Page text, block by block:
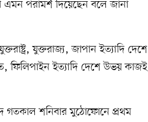
এমন পরামর্শ দিয়েছেন বলে জানা
যুক্তরাজ্য, জাপান ইত্যাদি দেশে
ফিলিপাইন ইত্যাদি দেশে উভয় কাজই
গতকাল শনিবার মুঠোফোনে প্রথম